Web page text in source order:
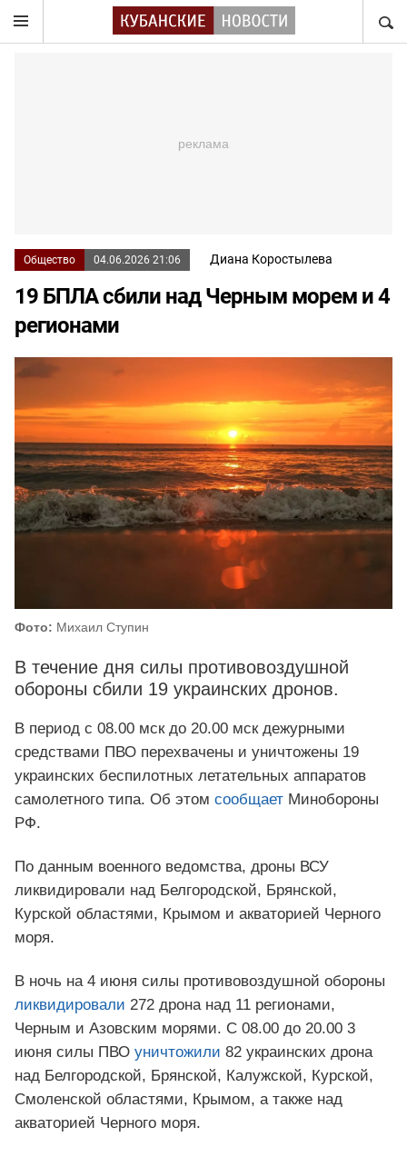
Общество 04.06.2026 21:06 Диана Коростылева
19 БПЛА сбили над Черным морем и 4
регионами
Фото: Михаил Ступин
В течение дня силы противовоздушной
обороны сбили 19 украинских дронов.
В период с 08.00 мск до 20.00 мск дежурными
средствами ПВО перехвачены и уничтожены 19
украинских беспилотных летательных аппаратов
самолетного типа. Об этом сообщает Минобороны
РФ.
По данным военного ведомства, дроны ВСУ
ликвидировали над Белгородской, Брянской,
Курской областями, Крымом и акваторией Черного
моря.
В ночь на 4 июня силы противовоздушной обороны
ликвидировали 272 дрона над 11 регионами,
Черным и Азовским морями. С 08.00 до 20.00 3
июня силы ПВО уничтожили 82 украинских дрона
над Белгородской, Брянской, Калужской, Курской,
Смоленской областями, Крымом, а также над
акваторией Черного моря.